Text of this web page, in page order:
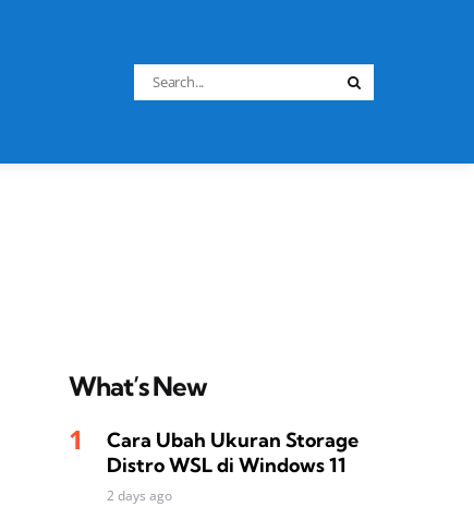
Search
for:
What’s New
Cara Ubah Ukuran Storage
Distro WSL di Windows 11
2 days ago